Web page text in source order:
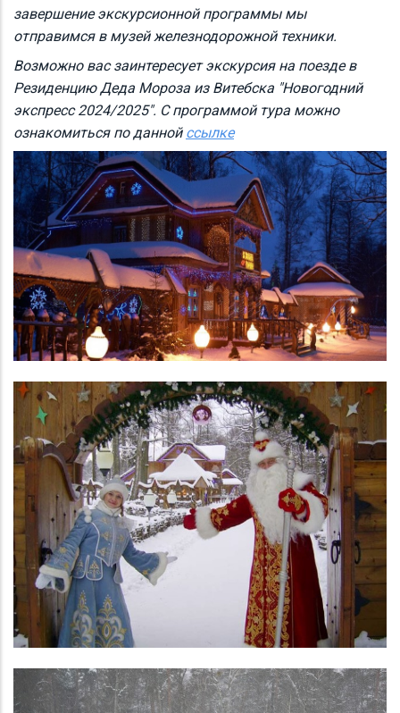
завершение экскурсионной программы мы
отправимся в музей железнодорожной техники.
Возможно вас заинтересует экскурсия на поезде в
Резиденцию Деда Мороза из Витебска "Новогодний
экспресс 2024/2025". С программой тура можно
ознакомиться по данной ссылке